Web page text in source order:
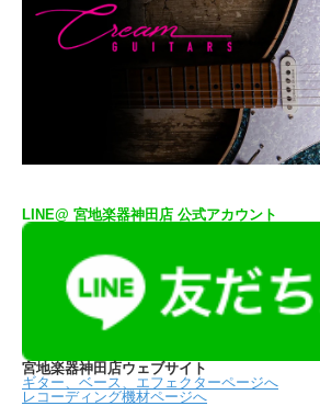
LINE@ 宮地楽器神田店 公式アカウント
宮地楽器神田店ウェブサイト
ギター、ベース、エフェクターページへ
レコーディング機材ページへ